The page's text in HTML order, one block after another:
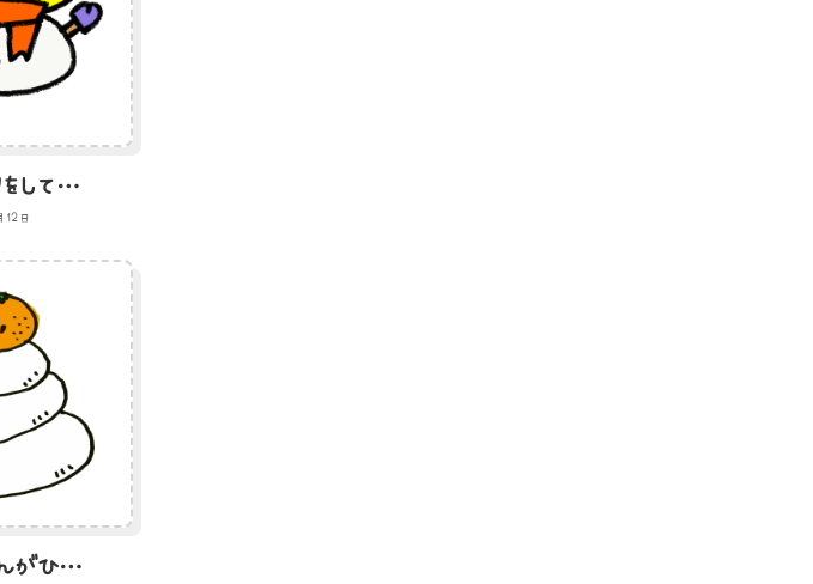
雪だるまのフリをしているひよこのイラスト
12日
鏡モチのみかんがひよこになったやつのイラスト